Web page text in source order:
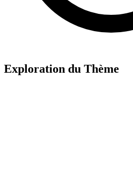
Exploration du Thème